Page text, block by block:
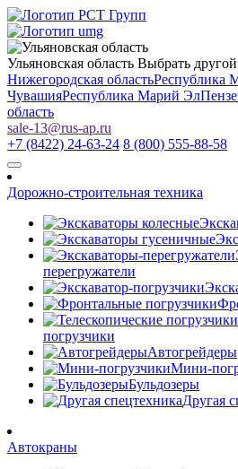
Ульяновская область Выбрать
Нижегородская областьРеспублика
ЧувашияРеспублика Марий Эл
область
sale-13@rus-ap.ru
+7 (8422) 24-63-24 8 (800) 555-88-58
Дорожно-строительная техника
перегружатели
погрузчики
Автогрейдеры
Мини-
Бульдозеры
Другая
Автокраны